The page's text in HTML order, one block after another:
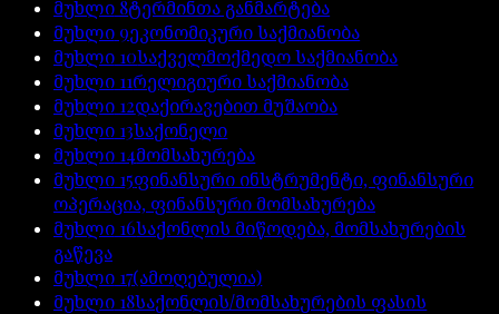
მუხლი 8ტერმინთა განმარტება
მუხლი 9ეკონომიკური საქმიანობა
მუხლი 10საქველმოქმედო საქმიანობა
მუხლი 11რელიგიური საქმიანობა
მუხლი 12დაქირავებით მუშაობა
მუხლი 13საქონელი
მუხლი 14მომსახურება
მუხლი 15ფინანსური ინსტრუმენტი, ფინანსური
ოპერაცია, ფინანსური მომსახურება
მუხლი 16საქონლის მიწოდება, მომსახურების
გაწევა
მუხლი 17(ამოღებულია)
მუხლი 18საქონლის/მომსახურების ფასის